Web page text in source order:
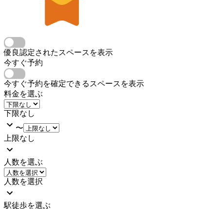
優良認定されたスペースを表示
今すぐ予約
今すぐ予約を確定できるスペースを表示
料金を選ぶ
下限なし
〜
上限なし
人数を選ぶ
人数を選択
駅徒歩を選ぶ